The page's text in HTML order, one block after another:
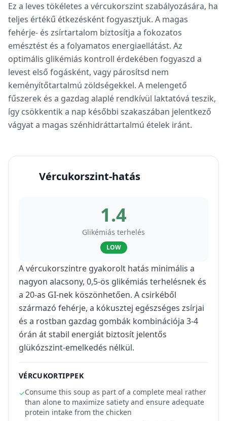
Ez a leves tökéletes a vércukorszint szabályozására, ha
teljes értékű étkezésként fogyasztjuk. A magas
fehérje- és zsírtartalom biztosítja a fokozatos
emésztést és a folyamatos energiaellátást. Az
optimális glikémiás kontroll érdekében fogyaszd a
levest első fogásként, vagy párosítsd nem
keményítőtartalmú zöldségekkel. A melengető
fűszerek és a gazdag alaplé rendkívül laktatóvá teszik,
így csökkentik a nap későbbi szakaszában jelentkező
vágyat a magas szénhidráttartalmú ételek iránt.
Vércukorszint-hatás
1.4
Glikémiás terhelés
LOW
A vércukorszintre gyakorolt hatás minimális a
nagyon alacsony, 0,5-ös glikémiás terhelésnek és
a 20-as GI-nek köszönhetően. A csirkéből
származó fehérje, a kókusztej egészséges zsírjai
és a rostban gazdag gombák kombinációja 3-4
órán át stabil energiát biztosít jelentős
glükózszint-emelkedés nélkül.
VÉRCUKORTIPPEK
✓Consume this soup as part of a complete meal rather
than alone to maximize satiety and ensure adequate
protein intake from the chicken